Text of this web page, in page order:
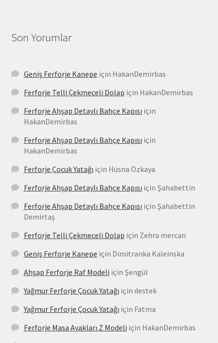
Son Yorumlar
Geniş Ferforje Kanepe için HakanDemirbas
Ferforje Telli Çekmeceli Dolap için HakanDemirbas
Ferforje Ahşap Detaylı Bahçe Kapısı için
HakanDemirbas
Ferforje Ahşap Detaylı Bahçe Kapısı için
HakanDemirbas
Ferforje Çocuk Yatağı için Hüsna Özkaya
Ferforje Ahşap Detaylı Bahçe Kapısı için Şahabettin
Ferforje Ahşap Detaylı Bahçe Kapısı için Şahabettin
Demirtaş
Ferforje Telli Çekmeceli Dolap için Zehra mercan
Geniş Ferforje Kanepe için Dimitranka Kaleinska
Ahşap Ferforje Raf Modeli için Şengül
Yağmur Ferforje Çocuk Yatağı için destek
Yağmur Ferforje Çocuk Yatağı için Fatma
Ferforje Masa Ayakları Z Modeli için HakanDemirbas